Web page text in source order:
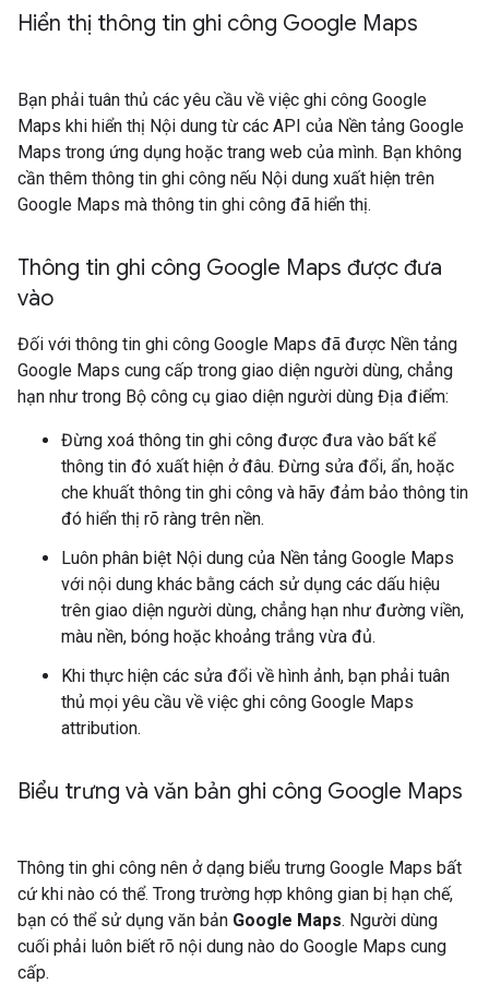
Hiển thị thông tin ghi công Google Maps
Bạn phải tuân thủ các yêu cầu về việc ghi công Google
Maps khi hiển thị Nội dung từ các API của Nền tảng Google
Maps trong ứng dụng hoặc trang web của mình. Bạn không
cần thêm thông tin ghi công nếu Nội dung xuất hiện trên
Google Maps mà thông tin ghi công đã hiển thị.
Thông tin ghi công Google Maps được đưa
vào
Đối với thông tin ghi công Google Maps đã được Nền tảng
Google Maps cung cấp trong giao diện người dùng, chẳng
hạn như trong Bộ công cụ giao diện người dùng Địa điểm:
Đừng xoá thông tin ghi công được đưa vào bất kể
thông tin đó xuất hiện ở đâu. Đừng sửa đổi, ẩn, hoặc
che khuất thông tin ghi công và hãy đảm bảo thông tin
đó hiển thị rõ ràng trên nền.
Luôn phân biệt Nội dung của Nền tảng Google Maps
với nội dung khác bằng cách sử dụng các dấu hiệu
trên giao diện người dùng, chẳng hạn như đường viền,
màu nền, bóng hoặc khoảng trắng vừa đủ.
Khi thực hiện các sửa đổi về hình ảnh, bạn phải tuân
thủ mọi yêu cầu về việc ghi công Google Maps
attribution.
Biểu trưng và văn bản ghi công Google Maps
Thông tin ghi công nên ở dạng biểu trưng Google Maps bất
cứ khi nào có thể. Trong trường hợp không gian bị hạn chế,
bạn có thể sử dụng văn bản Google Maps. Người dùng
cuối phải luôn biết rõ nội dung nào do Google Maps cung
cấp.